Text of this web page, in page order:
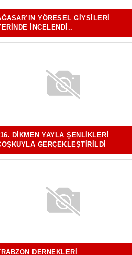
YÖRESEL GIYSILERI
İNCELENDI..
DIKMEN YAYLA ŞENLIKLERI
GERÇEKLEŞTIRILDI
DERNEKLERI